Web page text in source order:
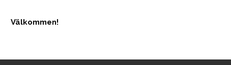
Välkommen!